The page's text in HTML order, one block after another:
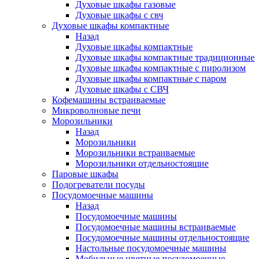
Духовые шкафы газовые
Духовые шкафы с свч
Духовые шкафы компактные
Назад
Духовые шкафы компактные
Духовые шкафы компактные традиционные
Духовые шкафы компактные с пиролизом
Духовые шкафы компактные с паром
Духовые шкафы с СВЧ
Кофемашины встраиваемые
Микроволновые печи
Морозильники
Назад
Морозильники
Морозильники встраиваемые
Морозильники отдельностоящие
Паровые шкафы
Подогреватели посуды
Посудомоечные машины
Назад
Посудомоечные машины
Посудомоечные машины встраиваемые
Посудомоечные машины отдельностоящие
Настольные посудомоечные машины